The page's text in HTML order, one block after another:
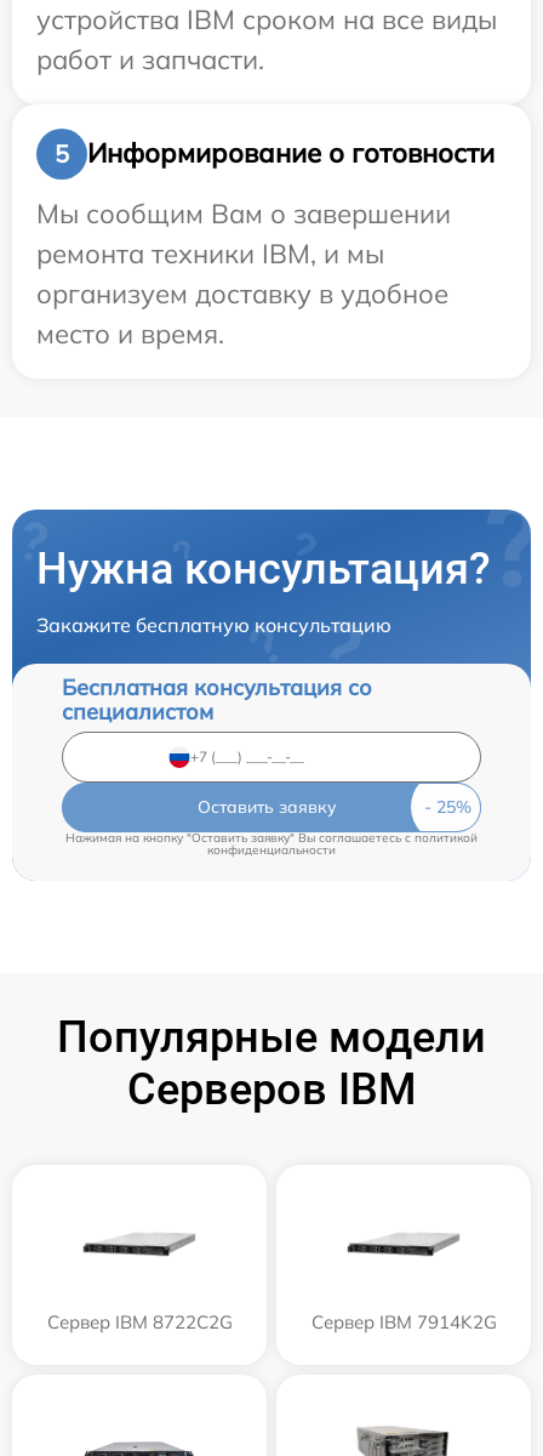
устройства IBM сроком на все виды
работ и запчасти.
5
Информирование о готовности
Мы сообщим Вам о завершении
ремонта техники IBM, и мы
организуем доставку в удобное
место и время.
Нужна консультация?
Закажите бесплатную консультацию
Бесплатная консультация со
специалистом
Оставить заявку
Нажимая на кнопку "Оставить заявку" Вы соглашаетесь cполитикой
конфиденциальности
Популярные модели
Серверов IBM
Сервер IBM 8722C2G Сервер IBM 7914K2G